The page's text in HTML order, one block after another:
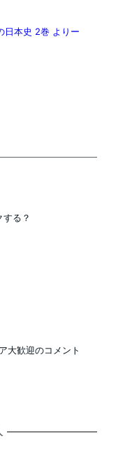
日本史 2巻 よりー
る？
大歓迎のコメント